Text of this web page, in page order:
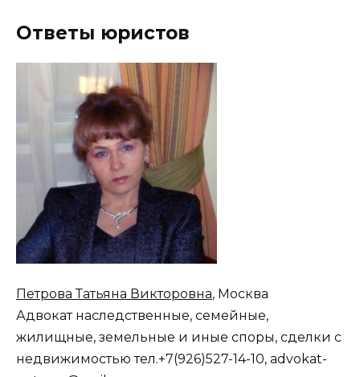
Ответы юристов
Петрова Татьяна Викторовна, Москва
Адвокат наследственные, семейные,
жилищные, земельные и иные споры, сделки с
недвижимостью тел.+7(926)527-14-10, advokat-